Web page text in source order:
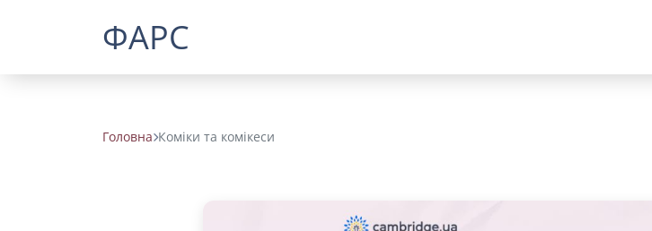
ФАРС
Головна Коміки та комікеси